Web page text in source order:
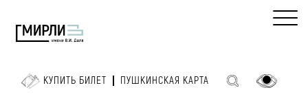
КУПИТЬ БИЛЕТ ПУШКИНСКАЯ КАРТА